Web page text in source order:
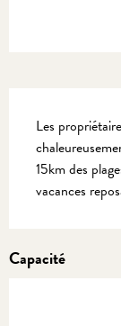
Les
15km des
vacances
Capacité